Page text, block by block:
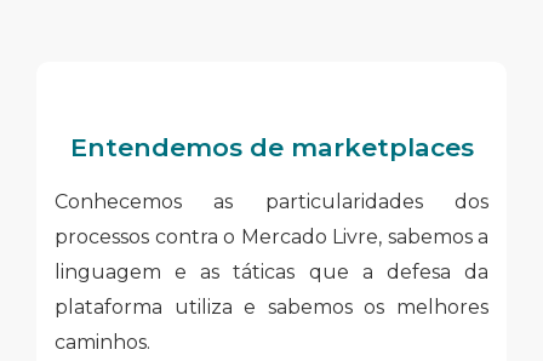
Entendemos de marketplaces
Conhecemos as particularidades dos
processos contra o Mercado Livre, sabemos a
linguagem e as táticas que a defesa da
plataforma utiliza e sabemos os melhores
caminhos.